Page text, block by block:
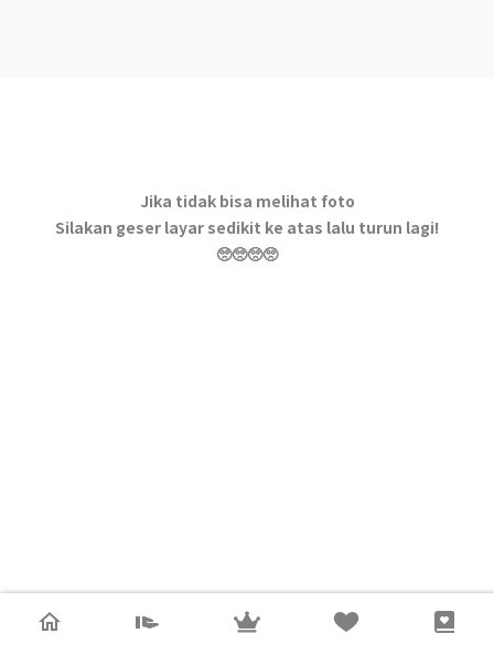
Jika tidak bisa melihat foto
Silakan geser layar sedikit ke atas lalu turun lagi!
🥺🥺🥺🥺